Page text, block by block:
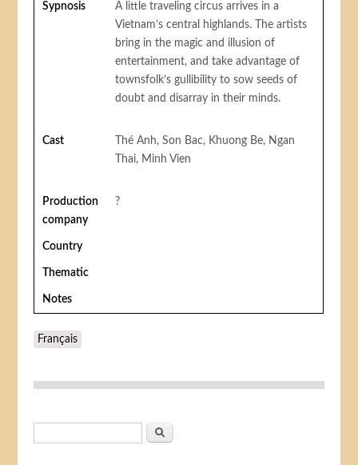
Sypnosis
A little traveling circus arrives in a
Vietnam’s central highlands. The artists
bring in the magic and illusion of
entertainment, and take advantage of
townsfolk’s gullibility to sow seeds of
doubt and disarray in their minds.
Cast
Thé Anh, Son Bac, Khuong Be, Ngan
Thai, Minh Vien
Production
company
?
Country
Thematic
Notes
Français
Search